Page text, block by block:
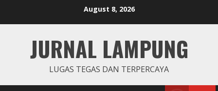
August 8, 2026
JURNAL LAMPUNG
LUGAS TEGAS DAN TERPERCAYA